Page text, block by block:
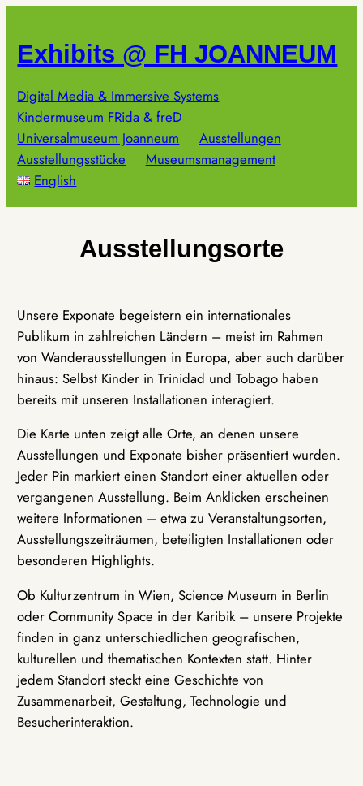
springen
Exhibits @ FH JOANNEUM
Digital Media & Immersive Systems
Kindermuseum FRida & freD
Universalmuseum Joanneum
Ausstellungen
Ausstellungsstücke
Museumsmanagement
English
Ausstellungsorte
Unsere Exponate begeistern ein internationales
Publikum in zahlreichen Ländern – meist im Rahmen
von Wanderausstellungen in Europa, aber auch darüber
hinaus: Selbst Kinder in Trinidad und Tobago haben
bereits mit unseren Installationen interagiert.
Die Karte unten zeigt alle Orte, an denen unsere
Ausstellungen und Exponate bisher präsentiert wurden.
Jeder Pin markiert einen Standort einer aktuellen oder
vergangenen Ausstellung. Beim Anklicken erscheinen
weitere Informationen – etwa zu Veranstaltungsorten,
Ausstellungszeiträumen, beteiligten Installationen oder
besonderen Highlights.
Ob Kulturzentrum in Wien, Science Museum in Berlin
oder Community Space in der Karibik – unsere Projekte
finden in ganz unterschiedlichen geografischen,
kulturellen und thematischen Kontexten statt. Hinter
jedem Standort steckt eine Geschichte von
Zusammenarbeit, Gestaltung, Technologie und
Besucherinteraktion.